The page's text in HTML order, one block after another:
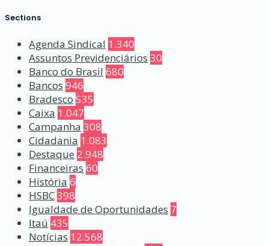
Sections
Agenda Sindical 1.340
Assuntos Previdenciários 30
Banco do Brasil 680
Bancos 946
Bradesco 535
Caixa 1.047
Campanha 308
Cidadania 1.083
Destaque 2.948
Financeiras 60
História 6
HSBC398
Igualdade de Oportunidades 7
Itaú 435
Notícias 12.568